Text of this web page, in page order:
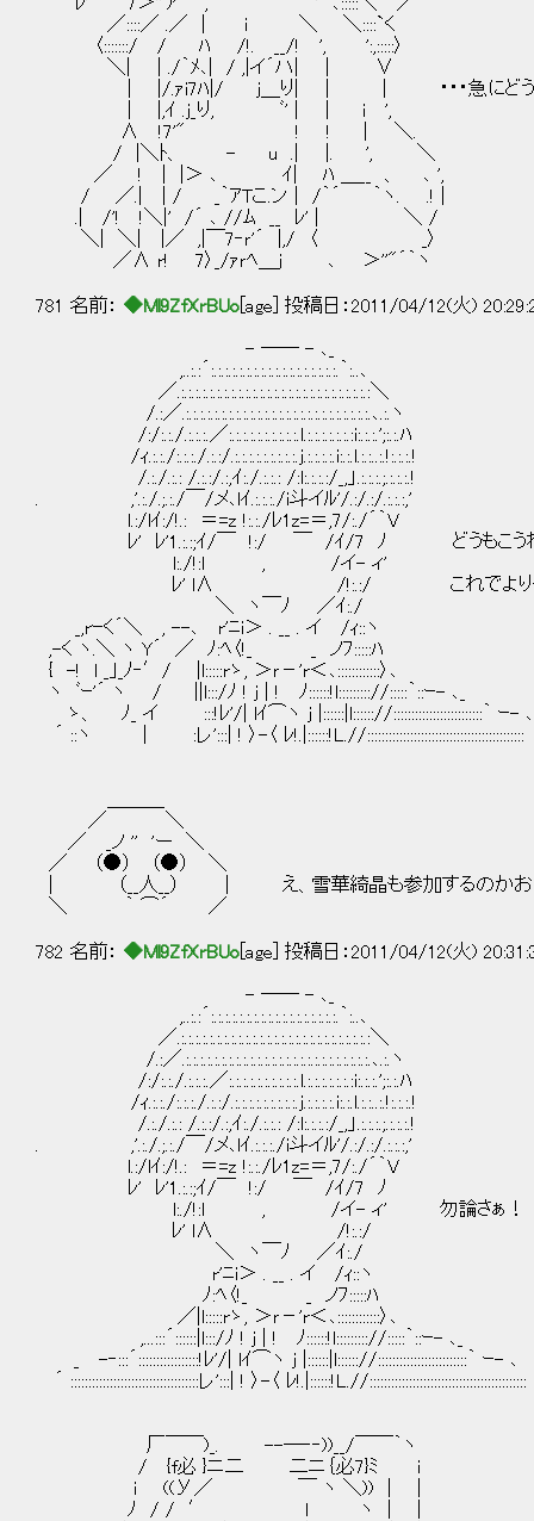
／::::／ .／ | i ＼ ＼::::`く
〈:::::::/ / ﾊ /!. __/! ', ':,:::::〉
＼| | ./｀ﾒ､| / ,|イ´ハ| | ∨
| |/.ｧi7ﾊ|/ j＿り| | | ・・・急にどうし
| |,ｲ .j_り, ﾞ' | | i ',
∧ !7'" ! ! | ＼.
/ |＼ﾄ、 - u .| |. ', ＼
／ ! | |＞ ､ ｲ| ﾊ ＿__ 、 ､ ',
/ ／.| | / _｀ｱTこ.ン | /｀´ ｀ヽ. .! |
.| /'! !＼|' /´ ､ //ﾑ __ ﾚ' | ＼ /
＼| ＼| |／ ,|￣7‐ｒ'´ |,/ 〈 _〉
／∧ r! 7〉_/ｧｒﾍ＿ｊ ､ ＞''"´｀ヽ
781 名前： ◆Ml9ZfXrBUo [age] 投稿日：2011/04/12(火)
- ―― - ､_
,..:.:´:.:.:.:.:.:.:.:.:.:.:.:.:.:.:.:.:.:.｀:..､
／.:.:.:.:.:.:.:.:.:.:.:.:.:.:.:.:.:.:.:.:.:.:.:.:.:.:.:＼
/.:／.:.:.:.:.:.:.:.:.:.:.:.:.:.:.:.:.:.:.:.:.:.:.:.:.:.:.､.:.ヽ
/:/:.:./.:.:.:.／:.:.:.:.:.:.:.:.:.:.l.:.:.:.:.:.:.:i:.:.:.';:.:.ﾊ
/ｨ.:.:./:.:.:./.:.:/.:.:.:.:.:.:.:.:.:.j.:.:.:.:.i:.:.l.:.:..:.!:.:.:.!
/.:./.:.: /.:.:/.:,ｲ:./.:.:.: /:l:.:.:.:/_,」.:.:.:.;.:.:.:.!
. ,'.:./.;.:./￣/メ､lｲ.:.:.:./i斗イﾙ'/.:/.:/.:.:.:,'
l.:/lｲ:/!.: ＝=z !:.:./ﾚ1z=＝,7/:./´｀V
ﾚ' ﾚ'1.:.:;ｲ/￣ !:/ ￣ /ｲ/7 ﾉ どうもこうねえぜ！
l:./!:l , /イ- ィ'
ﾚ' l∧ /!:.:/ これでより一層盛り上が
＼ ヽ￣ﾉ ／ｲ:./
_,rｰく´＼ , --､ r'ﾆi＞ . __ . イ /ｨ::ヽ
,-く ヽ.＼ ヽ Y´ ／ ﾉ:ﾍ〈!_ _ ノﾌ:::::ﾊ
{ -! l _｣_ﾉ‐′/ |l:::::rゝ, ＞ｒ－'r＜､::::::::::::〉､
ヽ ﾞｰ'´ ヽ / ||l:::/ﾉ ! j | ! ﾉ::::::!l::::::::://:::::｀::ｰ- ､_
ゝ、 ﾉ_ イ :::!ﾚ'/| lｲ⌒ヽ j |::::::|l:::::://:::::::::::::::::::::::::｀ ｰ- ､
´ ::ヽ | :レ':::| ! 〉-〈 ﾚ!.|::::::!L.//::::::::::::::::::::::::::::::::::::::::::::
／ ＼
／ _ノ '' 'ー ＼
／ （●） （●） ＼
| （__人__） | え、雪華綺晶も参加するのかお
＼ ｀ ⌒´ ／
782 名前： ◆Ml9ZfXrBUo [age] 投稿日：2011/04/12(火)
- ―― - ､_
,..:.:´:.:.:.:.:.:.:.:.:.:.:.:.:.:.:.:.:.:.｀:..､
／.:.:.:.:.:.:.:.:.:.:.:.:.:.:.:.:.:.:.:.:.:.:.:.:.:.:.:＼
/.:／.:.:.:.:.:.:.:.:.:.:.:.:.:.:.:.:.:.:.:.:.:.:.:.:.:.:.､.:.ヽ
/:/:.:./.:.:.:.／:.:.:.:.:.:.:.:.:.:.l.:.:.:.:.:.:.:i:.:.:.';:.:.ﾊ
/ｨ.:.:./:.:.:./.:.:/.:.:.:.:.:.:.:.:.:.j.:.:.:.:.i:.:.l.:.:..:.!:.:.:.!
/.:./.:.: /.:.:/.:,ｲ:./.:.:.: /:l:.:.:.:/_,」.:.:.:.;.:.:.:.!
. ,'.:./.;.:./￣/メ､lｲ.:.:.:./i斗イﾙ'/.:/.:/.:.:.:,'
l.:/lｲ:/!.: ＝=z !:.:./ﾚ1z=＝,7/:./´｀V
ﾚ' ﾚ'1.:.:;ｲ/￣ !:/ ￣ /ｲ/7 ﾉ
l:./!:l , /イ- ィ' 勿論さぁ！ な？
ﾚ' l∧ /!:.:/
＼ ヽ￣ﾉ ／ｲ:./
r'ﾆi＞ . __ . イ /ｨ::ヽ
ﾉ:ﾍ〈!_ _ ノﾌ:::::ﾊ
／|l:::::rゝ, ＞ｒ－'r＜､::::::::::::〉､
,...:::´::::::|l:::/ﾉ ! j | ! ﾉ::::::!l::::::::://:::::｀::ｰ- ､_
_ -‐:::´:::::::::::::::::!ﾚ'/| lｲ⌒ヽ j |::::::|l:::::://:::::::::::::::::::::::::｀ ｰ- ､
´ ::::::::::::::::::::::::::::::::::::レ':::| ! 〉-〈 ﾚ!.|::::::!L.//::::::::::::::::::::::::::::::::::::::::::::
厂￣￣)_. --─‐‐))__/￣￣｀ヽ
/ {f必 }ニ二 二ニ｛必7}ﾐ i
i ((У／ ￣ ヽ ＼)) | |
ﾉ / / ′ l ヽ | |